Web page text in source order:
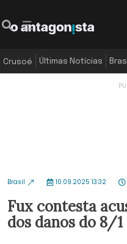
Crusoé Últimas Notícias
Brasil 10.09.2025 13:32
Fux contesta
dos danos do 8/1